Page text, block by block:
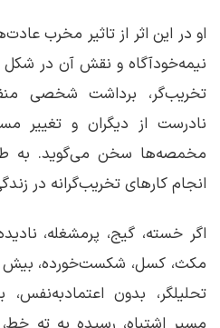
او در این اثر از تاثیر مخرب
نیمه‌خودآگاه و نقش آن در
تخریب‌گر، برداشت شخصی
نادرست از دیگران و تغییر
مخمصه‌ها سخن می‌گوید. به
انجام کارهای تخریب‌گرانه در
اگر خسته، گیج، پرمشغله،
مکث، کسل، شکست‌خورده،
تحلیلگر، بدون اعتمادبه‌نفس،